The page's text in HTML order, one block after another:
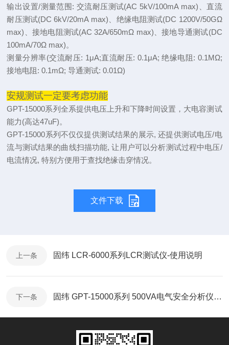
输出设置/测量范围: 交流耐压测试(AC 5kV/100mA max)、直流
耐压测试(DC 6kV/20mA max)、绝缘电阻测试(DC 1200V/50GΩ
max)、接地电阻测试(AC 32A/650mΩ max)、接地导通测试(DC
100mA/70Ω max)。
测量分辨率(交流耐压: 1μA;直流耐压: 0.1μA; 绝缘电阻: 0.1MΩ;
接地电阻: 0.1mΩ; 导通测试: 0.01Ω)
安规测试一定要考虑功能
GPT-15000系列全系提供电压上升和下降时间设置，大电容测试
能力(高达47uF)。
GPT-15000系列不仅仅提供测试结果的展示, 还提供测试电压/电
流与测试结果的曲线扫描功能, 让用户可以分析测试过程中电压/
电流情况, 特别方便用于查找绝缘击穿情况。
文件下载
上一条 固纬 LCR-6000系列LCR测试仪-使用说明
下一条 固纬 GPT-15000系列 500VA电气安全分析仪-使用说明